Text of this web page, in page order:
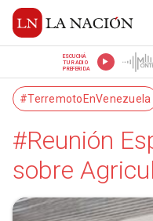
ESCUCHÁ
TU RADIO
PREFERIDA
#TerremotoEnVenezuela
#Reunión
sobre